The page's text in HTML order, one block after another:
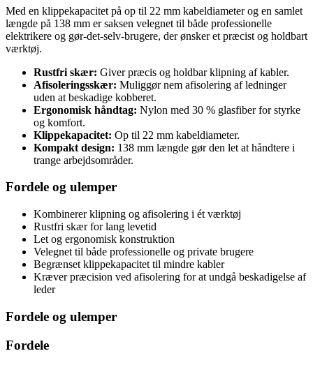
Med en klippekapacitet på op til 22 mm kabeldiameter og en samlet
længde på 138 mm er saksen velegnet til både professionelle
elektrikere og gør-det-selv-brugere, der ønsker et præcist og holdbart
værktøj.
Rustfri skær: Giver præcis og holdbar klipning af kabler.
Afisoleringsskær: Muliggør nem afisolering af ledninger
uden at beskadige kobberet.
Ergonomisk håndtag: Nylon med 30 % glasfiber for styrke
og komfort.
Klippekapacitet: Op til 22 mm kabeldiameter.
Kompakt design: 138 mm længde gør den let at håndtere i
trange arbejdsområder.
Fordele og ulemper
Kombinerer klipning og afisolering i ét værktøj
Rustfri skær for lang levetid
Let og ergonomisk konstruktion
Velegnet til både professionelle og private brugere
Begrænset klippekapacitet til mindre kabler
Kræver præcision ved afisolering for at undgå beskadigelse af
leder
Fordele og ulemper
Fordele